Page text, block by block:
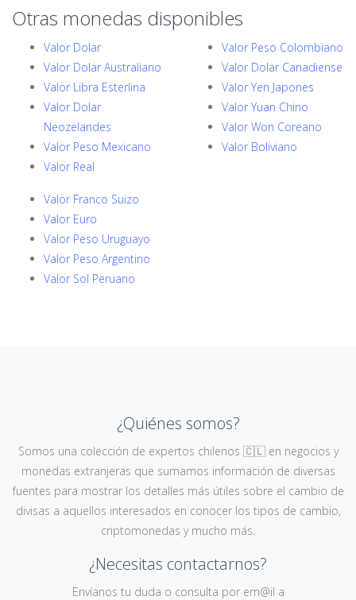
Otras monedas disponibles
Valor Dolar
Valor Dolar Australiano
Valor Libra Esterlina
Valor Dolar
Neozelandes
Valor Peso Mexicano
Valor Real
Valor Peso Colombiano
Valor Dolar Canadiense
Valor Yen Japones
Valor Yuan Chino
Valor Won Coreano
Valor Boliviano
Valor Franco Suizo
Valor Euro
Valor Peso Uruguayo
Valor Peso Argentino
Valor Sol Peruano
¿Quiénes somos?
Somos una colección de expertos chilenos 🇨🇱 en negocios y
monedas extranjeras que sumamos información de diversas
fuentes para mostrar los detalles más útiles sobre el cambio de
divisas a aquellos interesados en conocer los tipos de cambio,
criptomonedas y mucho más.
¿Necesitas contactarnos?
Envíanos tu duda o consulta por em@il a